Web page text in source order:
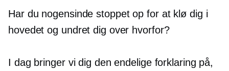
Har du nogensinde stoppet op for at klø dig i
hovedet og undret dig over hvorfor?
I dag bringer vi dig den endelige forklaring på,